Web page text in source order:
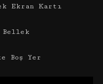
Ekran Kartı
Bellek
Boş Yer